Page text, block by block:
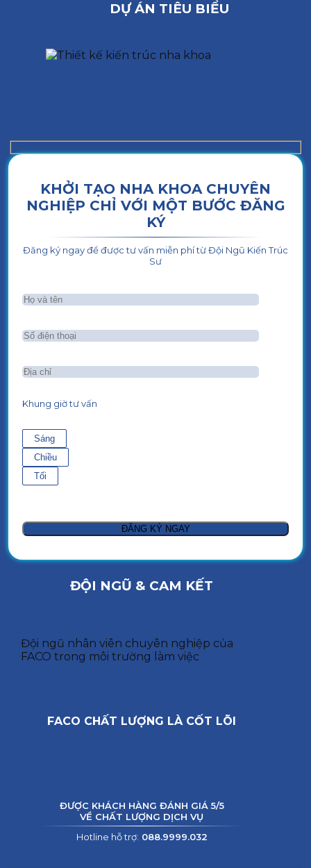
DỰ ÁN TIÊU BIỂU
KHỞI TẠO NHA KHOA CHUYÊN
NGHIỆP CHỈ VỚI MỘT BƯỚC ĐĂNG
KÝ
Đăng ký ngay để được tư vấn miễn phí từ Đội Ngũ Kiến Trúc
Sư
Khung giờ tư vấn
Sáng
Chiều
Tối
ĐỘI NGŨ & CAM KẾT
Đội ngũ nhân viên chuyên nghiệp của
FACO trong môi trường làm việc
FACO CHẤT LƯỢNG LÀ CỐT LÕI
ĐƯỢC KHÁCH HÀNG ĐÁNH GIÁ 5/5
VỀ CHẤT LƯỢNG DỊCH VỤ
Hotline hỗ trợ: 088.9999.032